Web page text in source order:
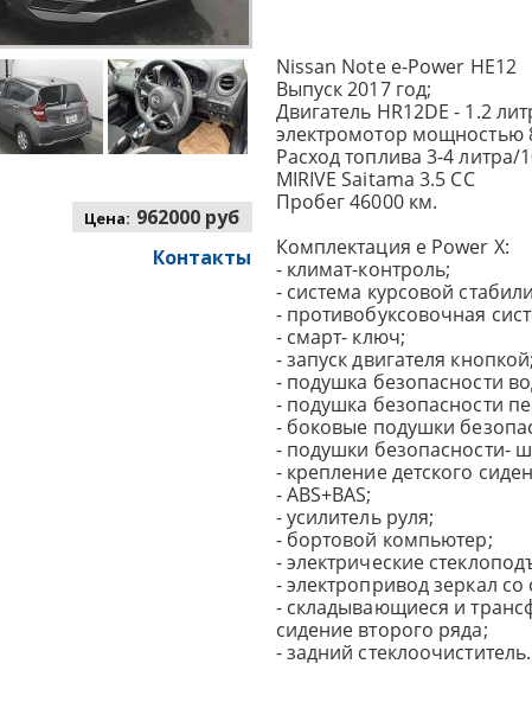
Цена: 962000 руб
Контакты
Nissan Note e-Power HE12
Выпуск 2017 год;
Двигатель HR12DE - 1.2
электромотор мощностью
Расход топлива 3-4 литра/
MIRIVE Saitama 3.5 CC
Пробег 46000 км.
Комплектация e Power X:
- климат-контроль;
- система курсовой
- противобуксовочная
- смарт- ключ;
- запуск двигателя кнопкой;
- подушка безопасности
- подушка безопасности
- боковые подушки
- подушки безопасности-
- крепление детского
- ABS+BAS;
- усилитель руля;
- бортовой компьютер;
- электрические
- электропривод зеркал
- складывающиеся и
сидение второго ряда;
- задний стеклоочиститель.